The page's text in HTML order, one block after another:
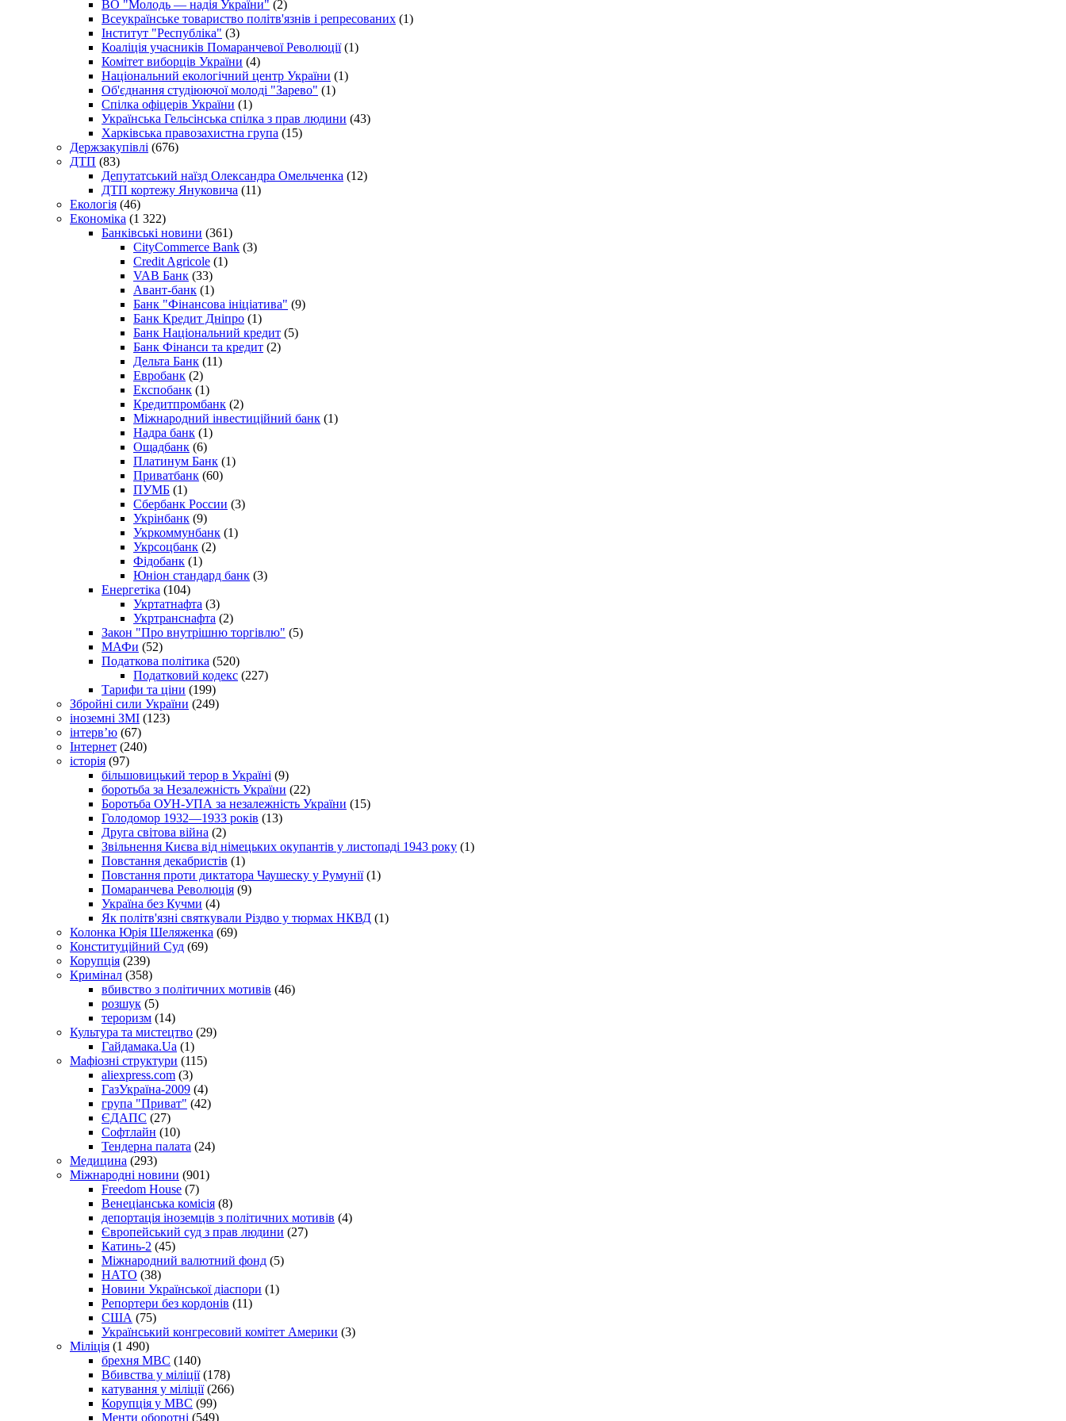
ВО "Молодь — надія України" (2)
Всеукраїнське товариство політв'язнів і репресованих (1)
Інститут "Республіка" (3)
Коаліція учасників Помаранчевої Революції(1)
Комітет виборців України (4)
Національний екологічний центр України (1)
Об'єднання студіюючої молоді "Зарево" (1)
Спілка офіцерів України (1)
Українська Гельсінська спілка з прав людини (43)
Харківська правозахистна група (15)
Держзакупівлі (676)
ДТП (83)
Депутатський наїзд Олександра Омельченка (12)
ДТП кортежу Януковича (11)
Екологія (46)
Економіка (1 322)
Банківські новини (361)
CityCommerce Bank (3)
Credit Agricole (1)
VAB Банк (33)
Авант-банк (1)
Банк "Фінансова ініціатива" (9)
Банк Кредит Дніпро (1)
Банк Національний кредит (5)
Банк Фінанси та кредит (2)
Дельта Банк (11)
Евробанк (2)
Експобанк (1)
Кредитпромбанк (2)
Міжнародний інвестиційний банк (1)
Надра банк (1)
Ощадбанк (6)
Платинум Банк (1)
Приватбанк (60)
ПУМБ (1)
Сбербанк России (3)
Укрінбанк (9)
Укркоммунбанк (1)
Укрсоцбанк (2)
Фідобанк (1)
Юніон стандард банк (3)
Енергетіка (104)
Укртатнафта (3)
Укртранснафта (2)
Закон "Про внутрішню торгівлю" (5)
МАФи (52)
Податкова політика (520)
Податковий кодекс (227)
Тарифи та ціни (199)
Збройні сили України (249)
іноземні ЗМІ (123)
інтерв’ю (67)
Інтернет (240)
історія (97)
більшовицький терор в Україні (9)
боротьба за Незалежність України (22)
Боротьба ОУН-УПА за незалежність України (15)
Голодомор 1932—1933 років (13)
Друга світова війна (2)
Звільнення Києва від німецьких окупантів у листопаді 1943 року (1)
Повстання декабристів (1)
Повстання проти диктатора Чаушеску у Румунії(1)
Помаранчева Революція (9)
Україна без Кучми (4)
Як політв'язні святкували Різдво у тюрмах НКВД (1)
Колонка Юрія Шеляженка (69)
Конституційний Суд (69)
Корупція (239)
Кримінал (358)
вбивство з політичних мотивів (46)
розшук (5)
тероризм (14)
Культура та мистецтво (29)
Гайдамака.Ua (1)
Мафіозні структури (115)
aliexpress.com (3)
ГазУкраїна-2009 (4)
група "Приват" (42)
ЄДАПС (27)
Софтлайн (10)
Тендерна палата (24)
Медицина (293)
Міжнародні новини (901)
Freedom House (7)
Венеціанська комісія (8)
депортація іноземців з політичних мотивів (4)
Європейський суд з прав людини (27)
Катинь-2 (45)
Міжнародний валютний фонд (5)
НАТО (38)
Новини Української діаспори (1)
Репортери без кордонів (11)
США (75)
Український конгресовий комітет Америки (3)
Міліція (1 490)
брехня МВС (140)
Вбивства у міліції(178)
катування у міліції(266)
Корупція у МВС (99)
Менти оборотні (549)